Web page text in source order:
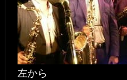
左から